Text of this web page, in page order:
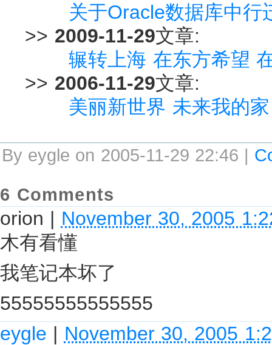
关于Oracle数据库中行
>> 2009-11-29文章:
辗转上海 在东方希望
>> 2006-11-29文章:
美丽新世界 未来我的家
By eygle on 2005-11-29 22:46 |
6 Comments
orion | November 30, 2005
木有看懂
我笔记本坏了
55555555555555
eygle | November 30, 2005